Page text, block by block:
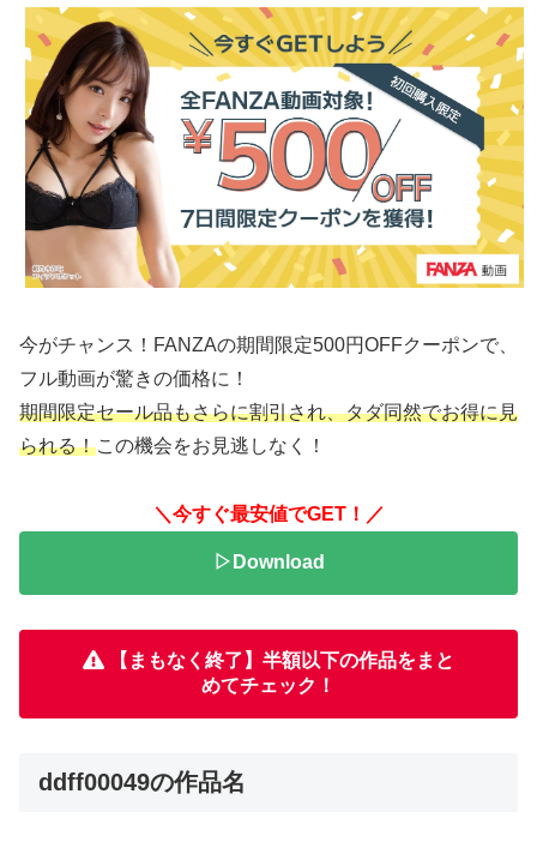
今がチャンス！FANZAの期間限定500円OFFクーポンで、
フル動画が驚きの価格に！
期間限定セール品もさらに割引され、タダ同然でお得に見
られる！この機会をお見逃しなく！
＼今すぐ最安値でGET！／
▷Download
【まもなく終了】半額以下の作品をまと
めてチェック！
ddff00049の作品名